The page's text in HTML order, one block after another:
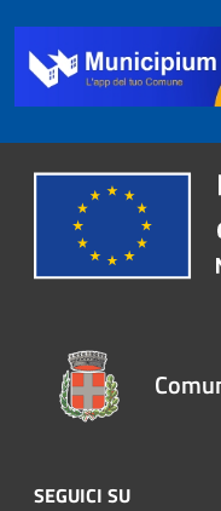
SEGUICI SU